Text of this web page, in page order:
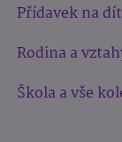
Přídavek na
Rodina a
Škola a vše